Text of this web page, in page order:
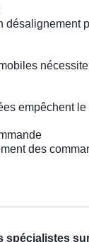
désalignement
empêchent
des
spécialistes